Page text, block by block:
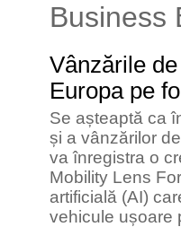
Business
Vânzările
Europa pe
Se așteaptă ca
și a vânzărilor
va înregistra o
Mobility Lens
artificială (AI)
vehicule ușoare